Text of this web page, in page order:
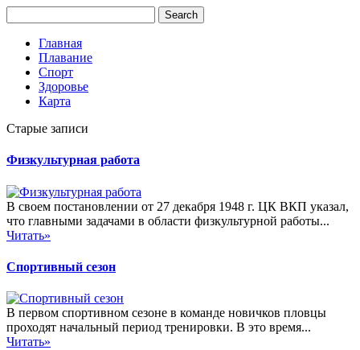
Главная
Плавание
Спорт
Здоровье
Карта
Старые записи
Физкультурная работа
В своем постановлении от 27 декабря 1948 г. ЦК ВКП указал,
что главными задачами в области физкультурной работы...
Читать»
Спортивный сезон
В первом спортивном сезоне в команде новичков пловцы
проходят начальный период тренировки. В это время...
Читать»